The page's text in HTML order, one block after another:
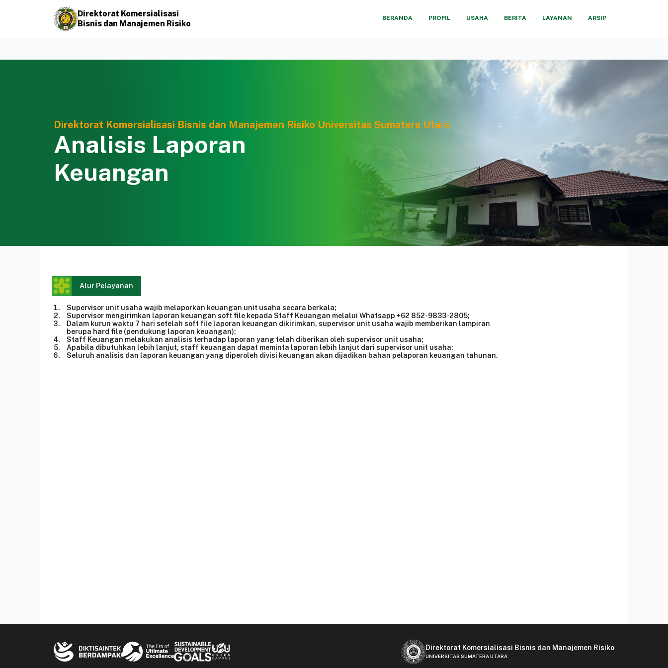
Direktorat Komersialisasi
Bisnis dan Manajemen Risiko
BERANDA PROFIL USAHA BERITA LAYANAN ARSIP
Direktorat Komersialisasi Bisnis dan Manajemen Risiko Universitas Sumatera Utara
Analisis Laporan
Keuangan
Alur Pelayanan
Supervisor unit usaha wajib melaporkan keuangan unit usaha secara berkala;
Supervisor mengirimkan laporan keuangan soft file kepada Staff Keuangan melalui Whatsapp +62 852-9833-2805;
Dalam kurun waktu 7 hari setelah soft file laporan keuangan dikirimkan, supervisor unit usaha wajib memberikan lampiran
berupa hard file (pendukung laporan keuangan);
Staff Keuangan melakukan analisis terhadap laporan yang telah diberikan oleh supervisor unit usaha;
Apabila dibutuhkan lebih lanjut, staff keuangan dapat meminta laporan lebih lanjut dari supervisor unit usaha;
Seluruh analisis dan laporan keuangan yang diperoleh divisi keuangan akan dijadikan bahan pelaporan keuangan tahunan.
Direktorat Komersialisasi Bisnis dan Manajemen Risiko
UNIVERSITAS SUMATERA UTARA